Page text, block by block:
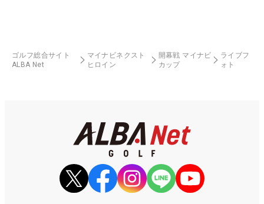
ゴルフ総合サイト
ALBA Net
マイナビネクスト
ヒロイン
開幕戦 マイナビ
カップ
ライブフ
ォト